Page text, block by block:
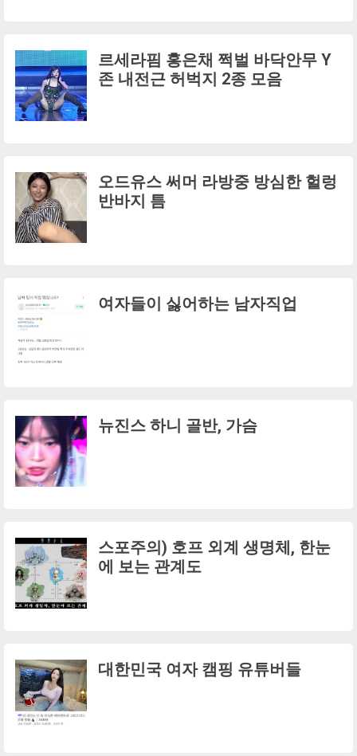
르세라핌 홍은채 쩍벌 바닥안무 Y
존 내전근 허벅지 2종 모음
오드유스 써머 라방중 방심한 헐렁
반바지 틈
여자들이 싫어하는 남자직업
뉴진스 하니 골반, 가슴
스포주의) 호프 외계 생명체, 한눈
에 보는 관계도
대한민국 여자 캠핑 유튜버들